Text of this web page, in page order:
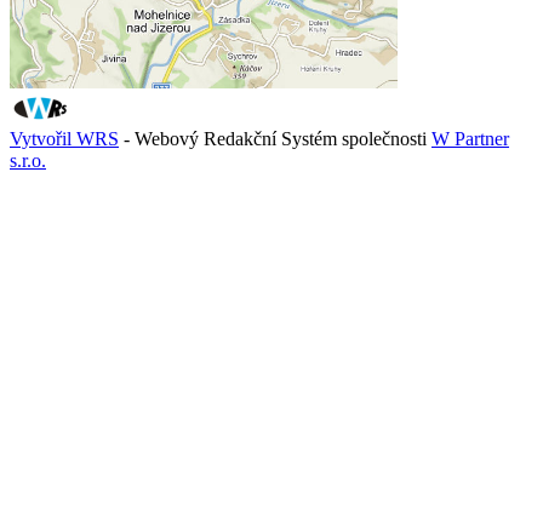
Vytvořil WRS - Webový Redakční Systém společnosti W Partner
s.r.o.